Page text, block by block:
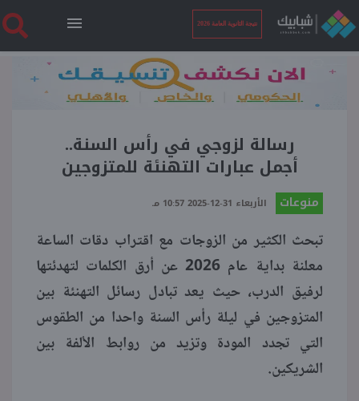
نتيجة الثانوية العامة 2026
الرئيسية
نتيجة الثانوية العامة 2026
فنجان قهوة
بوابة الطلبة
ملفات
رسالة لزوجي في رأس السنة..
أجمل عبارات التهنئة للمتزوجين
منوعات الأربعاء 31-12-2025 10:57 مـ
تبحث الكثير من الزوجات مع اقتراب دقات الساعة
معلنة بداية عام 2026 عن أرق الكلمات لتهدئتها
لرفيق الدرب، حيث يعد تبادل رسائل التهنئة بين
المتزوجين في ليلة رأس السنة واحدا من الطقوس
التي تجدد المودة وتزيد من روابط الألفة بين
الشريكين.